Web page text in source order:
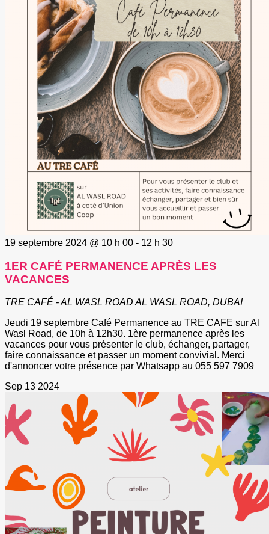
19 septembre 2024 @ 10 h 00 - 12 h 30
1ER CAFÉ PERMANENCE APRÈS LES
VACANCES
TRE CAFÉ - AL WASL ROAD AL WASL ROAD, DUBAI
Jeudi 19 septembre Café Permanence au TRE CAFE sur Al
Wasl Road, de 10h à 12h30. 1ère permanence après les
vacances pour vous présenter le club, échanger, partager,
faire connaissance et passer un moment convivial. Merci
d'annoncer votre présence par Whatsapp au 055 597 7909
Sep 13 2024